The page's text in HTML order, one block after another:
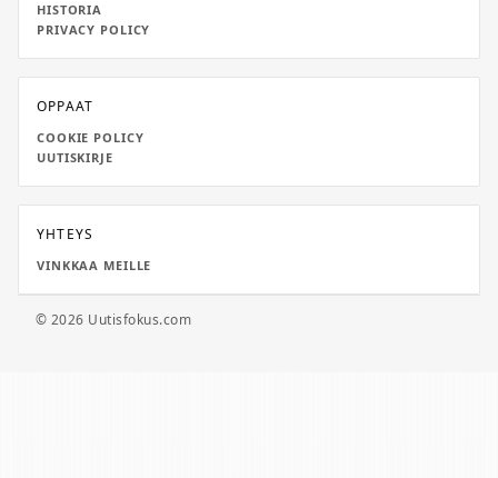
HISTORIA
PRIVACY POLICY
OPPAAT
COOKIE POLICY
UUTISKIRJE
YHTEYS
VINKKAA MEILLE
© 2026 Uutisfokus.com